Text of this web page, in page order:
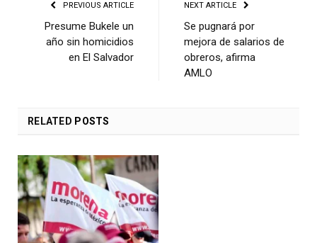
PREVIOUS ARTICLE
Presume Bukele un
año sin homicidios
en El Salvador
NEXT ARTICLE
Se pugnará por
mejora de salarios de
obreros, afirma
AMLO
RELATED POSTS